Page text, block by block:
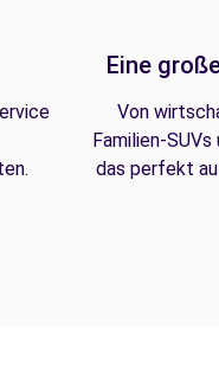
Eine
Von
Familien-SUVs
das perfekt